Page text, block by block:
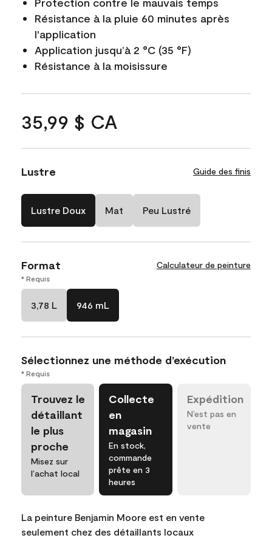
Résistance à la pluie 60 minutes après
l'application
Application jusqu’à 2 °C (35 °F)
Résistance à la moisissure
35,99 $ CA
Lustre Guide des finis
Lustre Doux Mat Peu Lustré
Format Calculateur de peinture
* Requis
3,78 L 946 mL
Sélectionnez une méthode d’exécution
* Requis
Trouvez le
détaillant
le plus
proche
Misez sur
l’achat local
Collecte
en
magasin
En stock,
commande
prête en 3
heures
Expédition
N’est pas en
vente
La peinture Benjamin Moore est en vente
seulement chez des détaillants locaux